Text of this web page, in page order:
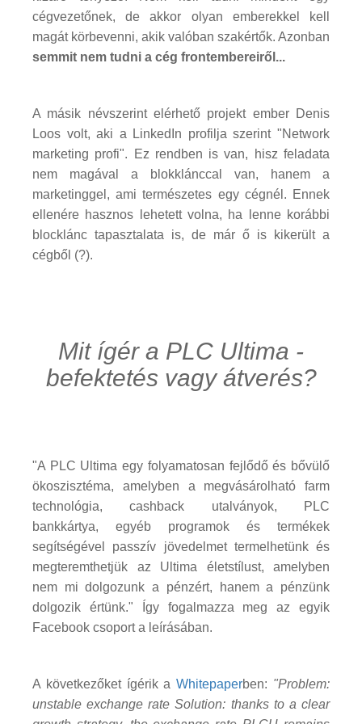
cégvezetőnek, de akkor olyan emberekkel kell
magát körbevenni, akik valóban szakértők. Azonban
semmit nem tudni a cég frontembereiről...
A másik névszerint elérhető projekt ember Denis
Loos volt, aki a LinkedIn profilja szerint "Network
marketing profi". Ez rendben is van, hisz feladata
nem magával a blokklánccal van, hanem a
marketinggel, ami természetes egy cégnél. Ennek
ellenére hasznos lehetett volna, ha lenne korábbi
blocklánc tapasztalata is, de már ő is kikerült a
cégből (?).
Mit ígér a PLC Ultima -
befektetés vagy átverés?
"A PLC Ultima egy folyamatosan fejlődő és bővülő
ökoszisztéma, amelyben a megvásárolható farm
technológia, cashback utalványok, PLC
bankkártya, egyéb programok és termékek
segítségével passzív jövedelmet termelhetünk és
megteremthetjük az Ultima életstílust, amelyben
nem mi dolgozunk a pénzért, hanem a pénzünk
dolgozik értünk." Így fogalmazza meg az egyik
Facebook csoport a leírásában.
A következőket ígérik aWhitepaperben: "Problem:
unstable exchange rate Solution: thanks to a clear